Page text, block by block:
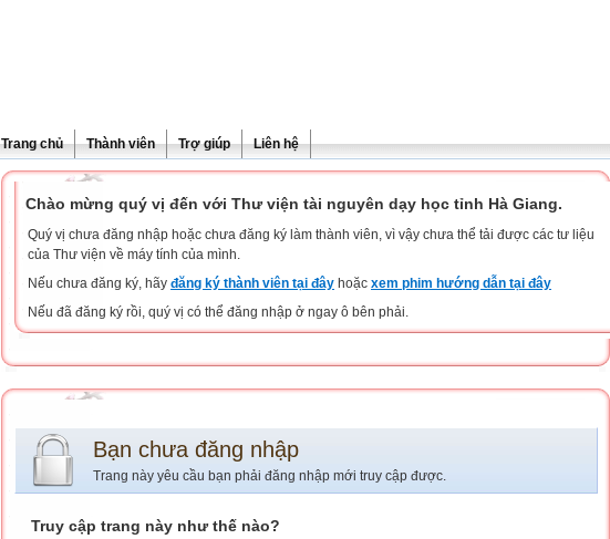
Trang chủ Thành viên Trợ giúp Liên hệ
Chào mừng quý vị đến với Thư viện tài nguyên dạy học tỉnh Hà Giang.
Quý vị chưa đăng nhập hoặc chưa đăng ký làm thành viên, vì vậy chưa thể tải được các tư liệu
của Thư viện về máy tính của mình.
Nếu chưa đăng ký, hãy đăng ký thành viên tại đây hoặc xem phim hướng dẫn tại đây
Nếu đã đăng ký rồi, quý vị có thể đăng nhập ở ngay ô bên phải.
Bạn chưa đăng nhập
Trang này yêu cầu bạn phải đăng nhập mới truy cập được.
Truy cập trang này như thế nào?